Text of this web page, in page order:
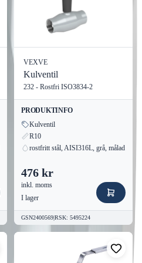
VEXVE
Kulventil
232 - Rostfri ISO3834-2
PRODUKTINFO
Kulventil
R10
rostfritt stål, AISI316L, grå, målad
476 kr
inkl. moms
I lager
GSN2400569|RSK: 5495224